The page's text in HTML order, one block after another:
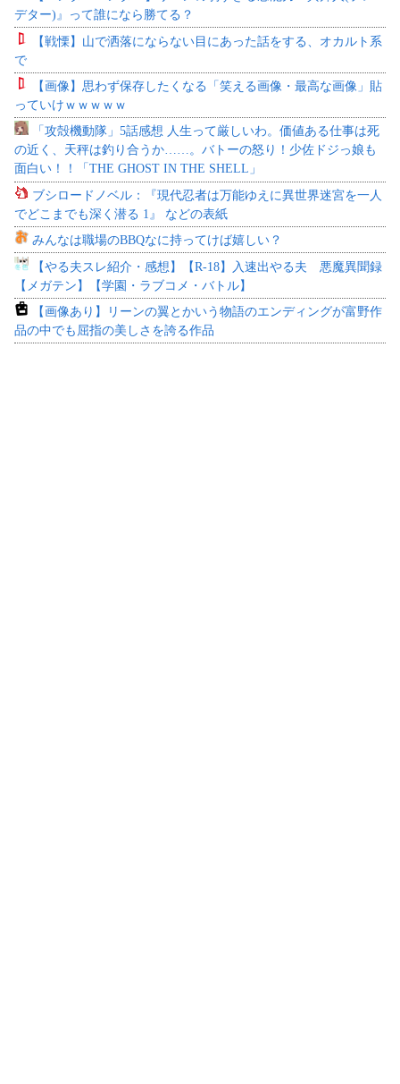
デター)』って誰になら勝てる？
【戦慄】山で洒落にならない目にあった話をする、オカルト系
で
【画像】思わず保存したくなる「笑える画像・最高な画像」貼
っていけｗｗｗｗｗ
「攻殻機動隊」5話感想 人生って厳しいわ。価値ある仕事は死
の近く、天秤は釣り合うか……。バトーの怒り！少佐ドジっ娘も
面白い！！「THE GHOST IN THE SHELL」
ブシロードノベル：『現代忍者は万能ゆえに異世界迷宮を一人
でどこまでも深く潜る 1』 などの表紙
みんなは職場のBBQなに持ってけば嬉しい？
【やる夫スレ紹介・感想】【R-18】入速出やる夫 悪魔異聞録
【メガテン】【学園・ラブコメ・バトル】
【画像あり】リーンの翼とかいう物語のエンディングが富野作
品の中でも屈指の美しさを誇る作品